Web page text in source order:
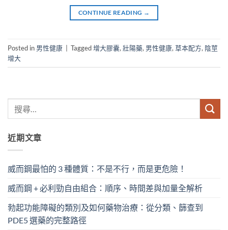
CONTINUE READING →
Posted in 男性健康 Tagged增大膠囊, 壯陽藥, 男性健康, 草本配方, 陰莖
增大
近期文章
威而鋼最怕的 3 種體質：不是不行，而是更危險！
威而鋼 + 必利勁自由組合：順序、時間差與加量全解析
勃起功能障礙的類別及如何藥物治療：從分類、篩查到
PDE5 選藥的完整路徑